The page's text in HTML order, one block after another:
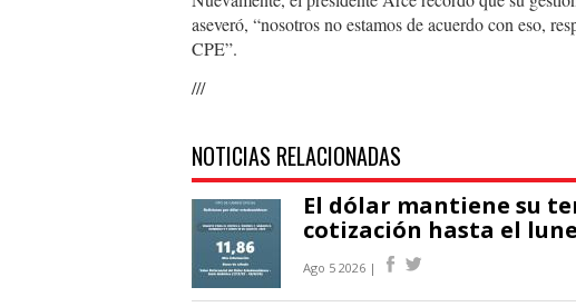
aseveró, “nosotros no estamos de acuerdo con eso,
CPE”.
///
NOTICIAS RELACIONADAS
El dólar mantiene su
cotización hasta el
Ago 5 2026 |